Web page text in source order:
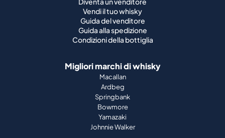
Vendi il tuo whisky
Guida del venditore
Guida alla spedizione
Condizioni della bottiglia
Migliori marchi di whisky
Macallan
Ardbeg
Springbank
Bowmore
Yamazaki
Johnnie Walker